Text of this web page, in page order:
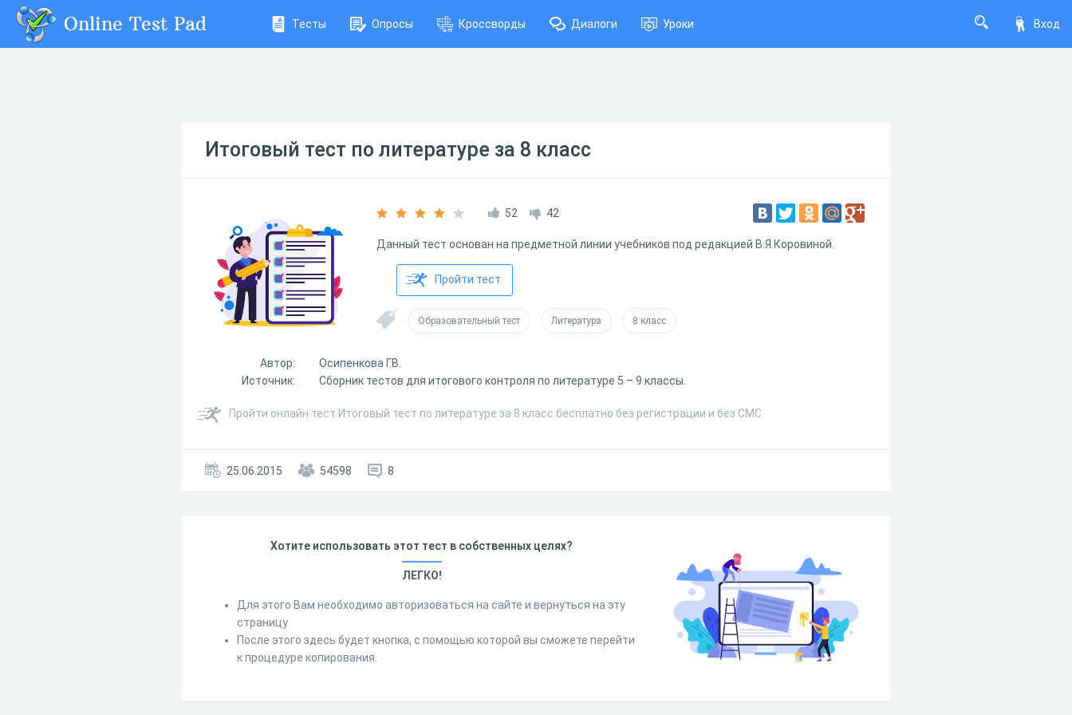
Вход
Online Test Pad Тесты Опросы Кроссворды Диалоги Уроки
Итоговый тест по литературе за 8 класс
52 42
Данный тест основан на предметной линии учебников под редакцией В.Я.Коровиной.
Пройти тест
Образовательный тест Литература 8 класс
Автор:
Осипенкова Г.В.
Источник:
Сборник тестов для итогового контроля по литературе 5 – 9 классы.
Пройти онлайн тест Итоговый тест по литературе за 8 класс бесплатно без регистрации и без СМС
25.06.2015 54598 8
Хотите использовать этот тест в собственных целях?
ЛЕГКО!
Для этого Вам необходимо авторизоваться на сайте и вернуться на эту
страницу.
После этого здесь будет кнопка, с помощью которой вы сможете перейти
к процедуре копирования.